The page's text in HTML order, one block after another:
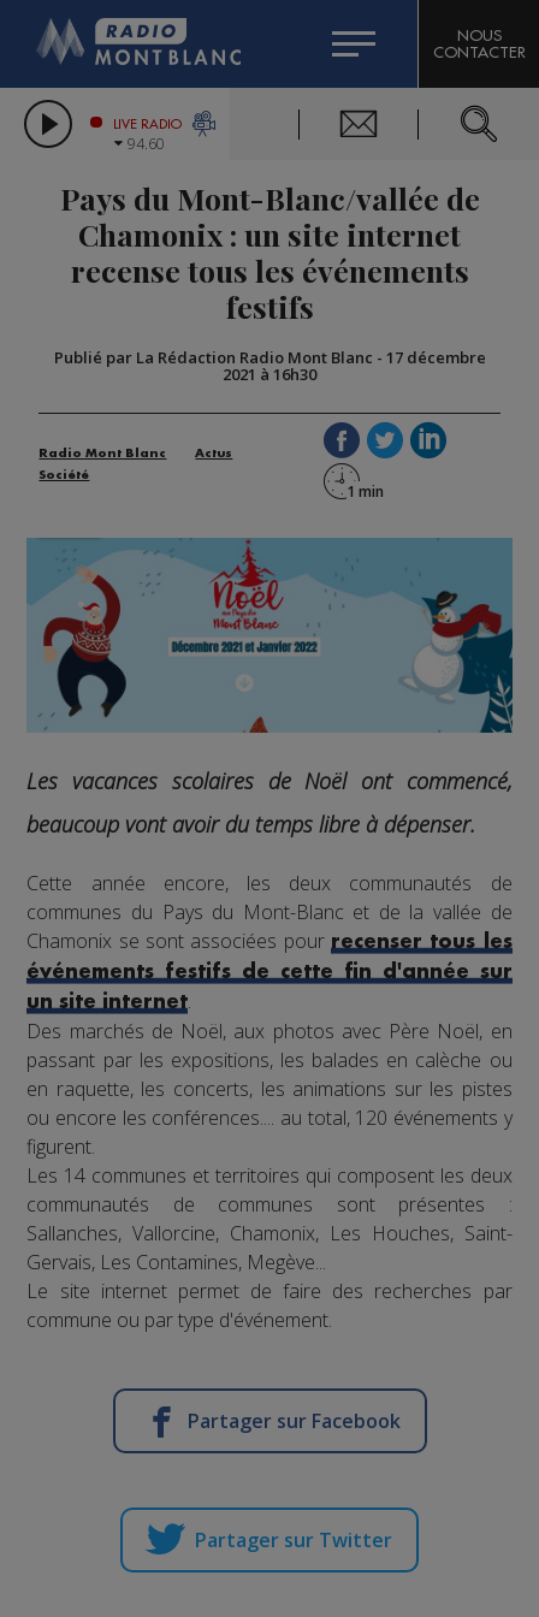
LES CHRONIQUES DE L'EXPERT
CITIZEN MACHINERY
GRAND MASSIF DOMAINES SKIABLES
BIGARD
COMPAGNIE DU MONT-BLANC
NOUS
CONTACTER
LIVE RADIO
94.60
Pays du Mont-Blanc/vallée de
Chamonix : un site internet
recense tous les événements
festifs
Publié par La Rédaction Radio Mont Blanc - 17 décembre
2021 à 16h30
Radio Mont Blanc
Actus
Société
Les vacances scolaires de Noël ont commencé,
beaucoup vont avoir du temps libre à dépenser.
Cette année encore, les deux communautés de
communes du Pays du Mont-Blanc et de la vallée de
Chamonix se sont associées pour recenser tous les
événements festifs de cette fin d'année sur
un site internet.
Des marchés de Noël, aux photos avec Père Noël, en
passant par les expositions, les balades en calèche ou
en raquette, les concerts, les animations sur les pistes
ou encore les conférences.... au total, 120 événements y
figurent.
Les 14 communes et territoires qui composent les deux
communautés de communes sont présentes :
Sallanches, Vallorcine, Chamonix, Les Houches, Saint-
Gervais, Les Contamines, Megève...
Le site internet permet de faire des recherches par
commune ou par type d'événement.
Partager sur Facebook
Partager sur Twitter